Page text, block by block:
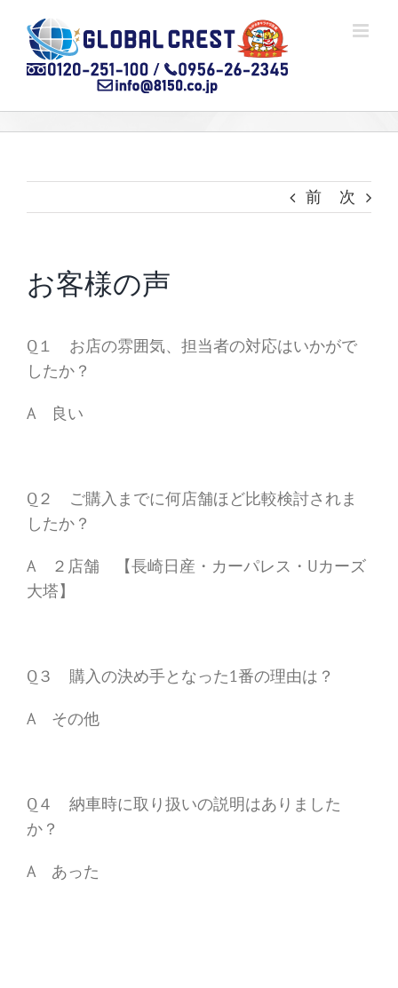
content
前 次
お客様の声
Q１ お店の雰囲気、担当者の対応はいかがで
したか？
A 良い
Q２ ご購入までに何店舗ほど比較検討されま
したか？
A ２店舗 【長崎日産・カーパレス・Uカーズ
大塔】
Q３ 購入の決め手となった1番の理由は？
A その他
Q４ 納車時に取り扱いの説明はありました
か？
A あった